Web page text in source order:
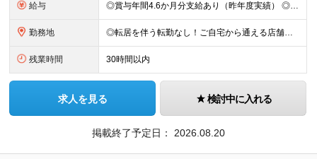
給与 ◎賞与年間4.6か月分支給あり（昨年度実績） ◎モデル賞与例：979,800円 ※昨年実績 ◎借り上げ社宅制度や従業員購買制度など生活にうれしい制度完備 月給17万3200円～33万6500円＋各種
勤務地 ◎転居を伴う転勤なし！ご自宅から通える店舗への配属です。 ◎車・バイク・自転車通勤OK！（ガソリン代支給(規定あり)／駐車場完備） 【全国各地の『ダイレックス』各店舗】 ※関東エリア、九州エリア、中
残業時間 30時間以内
求人を見る 検討中に入れる
掲載終了予定日： 2026.08.20